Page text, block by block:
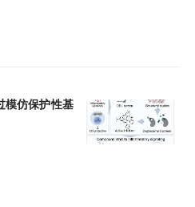
仿保护性基因变异有望治疗克罗